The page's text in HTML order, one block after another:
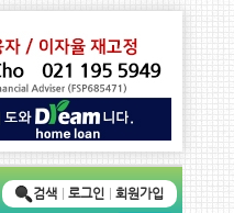
검색 로그인 회원가입